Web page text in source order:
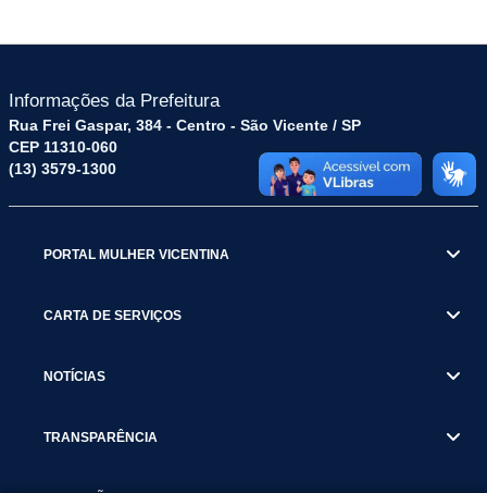
Informações da Prefeitura
Rua Frei Gaspar, 384 - Centro - São Vicente / SP
CEP 11310-060
(13) 3579-1300
PORTAL MULHER VICENTINA
CARTA DE SERVIÇOS
NOTÍCIAS
TRANSPARÊNCIA